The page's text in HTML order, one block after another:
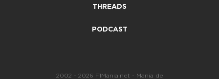
THREADS
PODCAST
2002 - 2026 F1Mania.net - Mania de